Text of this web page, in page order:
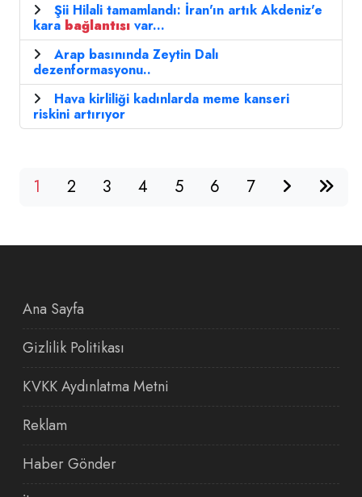
Şii Hilali tamamlandı: İran'ın artık Akdeniz'e
kara bağlantısı var...
Arap basınında Zeytin Dalı
dezenformasyonu..
Hava kirliliği kadınlarda meme kanseri
riskini artırıyor
1 2 3 4 5 6 7
Ana Sayfa
Gizlilik Politikası
KVKK Aydınlatma Metni
Reklam
Haber Gönder